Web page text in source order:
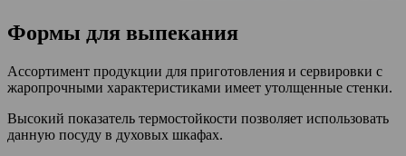
Формы для выпекания
Ассортимент продукции для приготовления и сервировки с
жаропрочными характеристиками имеет утолщенные стенки.
Высокий показатель термостойкости позволяет использовать
данную посуду в духовых шкафах.